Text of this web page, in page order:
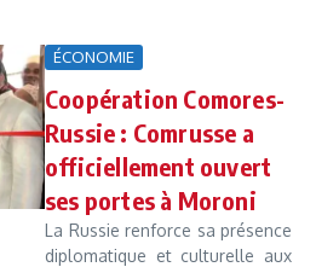
ÉCONOMIE
Coopération Comores-
Russie : Comrusse a
officiellement ouvert
ses portes à Moroni
La Russie renforce sa présence
diplomatique et culturelle aux